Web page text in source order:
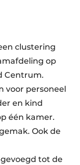
clustering
op
Centrum.
voor personeel
en kind
één kamer.
Ook de
tot de